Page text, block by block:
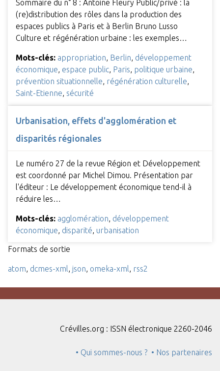
Sommaire du n° 8 : Antoine Fleury Public/privé : la
(re)distribution des rôles dans la production des
espaces publics à Paris et à Berlin Bruno Lusso
Culture et régénération urbaine : les exemples…
Mots-clés: appropriation, Berlin, développement
économique, espace public, Paris, politique urbaine,
prévention situationnelle, régénération culturelle,
Saint-Etienne, sécurité
Urbanisation, effets d'agglomération et
disparités régionales
Le numéro 27 de la revue Région et Développement
est coordonné par Michel Dimou. Présentation par
l'éditeur : Le développement économique tend-il à
réduire les…
Mots-clés: agglomération, développement
économique, disparité, urbanisation
Formats de sortie
atom, dcmes-xml, json, omeka-xml, rss2
Crévilles.org : ISSN électronique 2260-2046
• Qui sommes-nous ? • Nos partenaires